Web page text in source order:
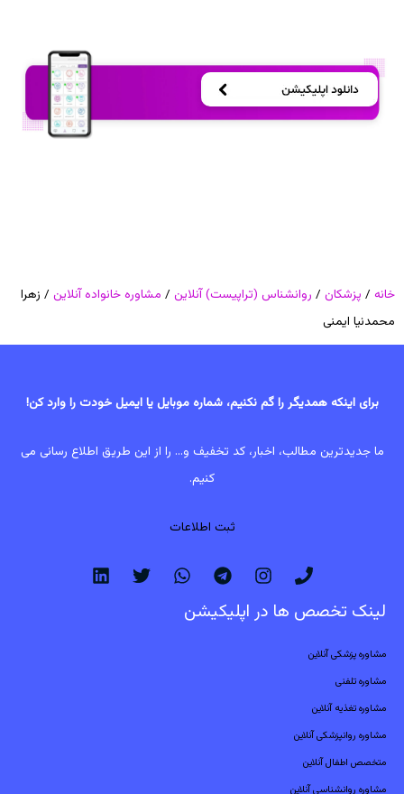
خانه / پزشکان / روانشناس (تراپیست) آنلاین / مشاوره خانواده آنلاین / زهرا
محمدنیا ایمنی
برای اینکه همدیگر را گم نکنیم، شماره موبایل یا ایمیل خودت را وارد کن!
ما جدیدترین مطالب، اخبار، کد تخفیف و... را از این طریق اطلاع رسانی می
کنیم.
ثبت اطلاعات
لینک تخصص ها در اپلیکیشن
مشاوره پزشکی آنلاین
مشاوره تلفنی
مشاوره تغذیه آنلاین
مشاوره روانپزشکی آنلاین
متخصص اطفال آنلاین
مشاوره روانشناسی آنلاین